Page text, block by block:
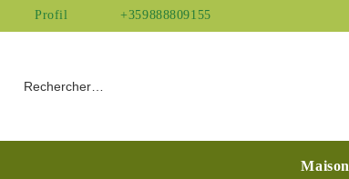
Profil +359888809155
Maison